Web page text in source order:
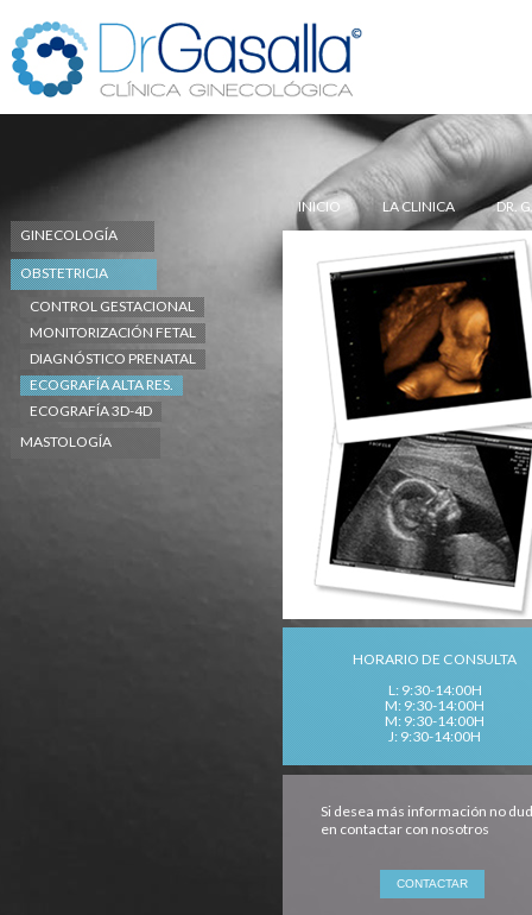
DR.
LA CLINICA
INICIO
GINECOLOGÍA
OBSTETRICIA
CONTROL GESTACIONAL
MONITORIZACIÓN FETAL
DIAGNÓSTICO PRENATAL
ECOGRAFÍA ALTA RES.
ECOGRAFÍA 3D-4D
MASTOLOGÍA
HORARIO DE CONSULTA
L: 9:30-14:00H
M: 9:30-14:00H
M: 9:30-14:00H
J: 9:30-14:00H
Si desea más información no
en contactar con nosotros